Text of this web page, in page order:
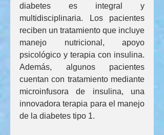
diabetes es integral y
multidisciplinaria. Los pacientes
reciben un tratamiento que incluye
manejo nutricional, apoyo
psicológico y terapia con insulina.
Además, algunos pacientes
cuentan con tratamiento mediante
microinfusora de insulina, una
innovadora terapia para el manejo
de la diabetes tipo 1.